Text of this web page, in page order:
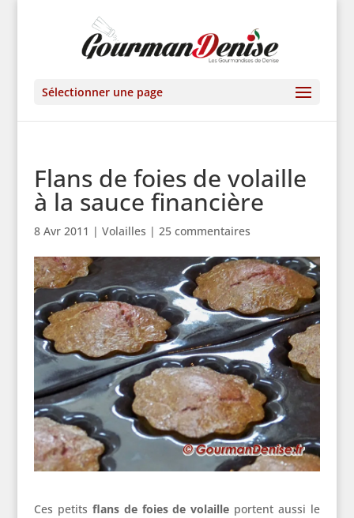
Sélectionner une page
Flans de foies de volaille
à la sauce financière
8 Avr 2011 | Volailles | 25 commentaires
Ces petits flans de foies de volaille portent aussi le